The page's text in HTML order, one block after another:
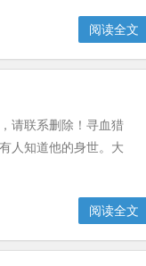
阅读全文
请联系删除！寻血猎
人知道他的身世。大
阅读全文